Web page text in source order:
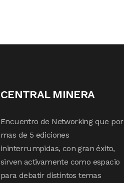
CENTRAL MINERA
Encuentro de Networking que por
mas de 5 ediciones
ininterrumpidas, con gran éxito,
sirven activamente como espacio
para debatir distintos temas